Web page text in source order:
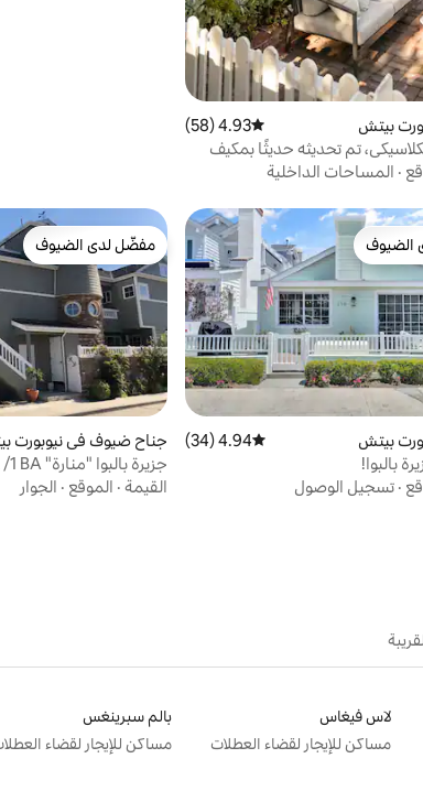
بيتش متوسط التقييم 4.93 من 5، 58 مراجعات
4.93 (58)
تم تحديثه حديثًا بمكيف
· المساحات الداخلية
الضيوف
الضيوف
بيتش متوسط التقييم 4.94 من 5، 34 مراجعات
4.94 (34)
بالبوا!
· تسجيل الوصول
مفضّل لدى الضيوف
مفضّل لدى الضيوف
جناح ضيوف في نيوبورت
جزيرة بالبوا "منارة" 2BR /1 BA مع مطبخ صغير
القيمة · الموقع · الجوار
لاس فيغاس
مساكن للإيجار لقضاء العطلات
بالم سبرينغس
مساكن للإيجار لقضاء